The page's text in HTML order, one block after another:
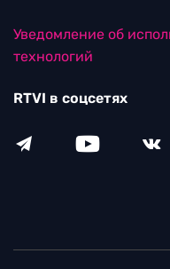
Уведомление об
технологий
RTVI в соцсетях